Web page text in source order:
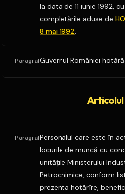
la data de 11 iunie 1992,
completările aduse de
8 mai 1992.
ParagrafGuvernul României
Articolul
ParagrafPersonalul care este în
locurile de muncă cu
unităţile Ministerului
Petrochimice, conform
prezenta hotărîre,